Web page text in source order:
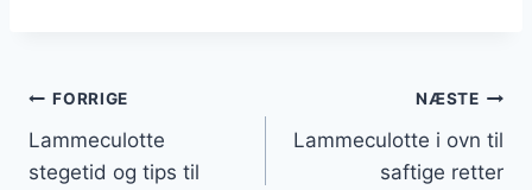
Indlægsnavigation
FORRIGE
Lammeculotte
stegetid og tips til
NÆSTE
Lammeculotte i ovn til
saftige retter